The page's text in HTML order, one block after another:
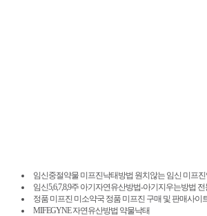
임신중절약물 미프진낙태방법 원치않는 임신 미프
임신5,6,7,8,9주 아기자연유산방법-아기지우는방법
정품 미프진 미소약국 정품 미프진 구매 및 판매사이
MIFEGYNE 자연유산방법 약물낙태